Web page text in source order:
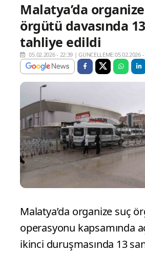
Malatya’da
örgütü davasında
tahliye edildi
05.02.2026 - 22:39 |GÜNCELLEME:05.02.2026
Malatya’da organize suç
operasyonu kapsamında
ikinci duruşmasında 13